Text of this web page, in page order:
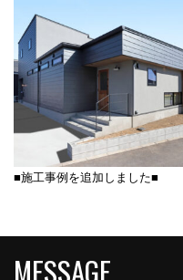
■施工事例を追加しました■